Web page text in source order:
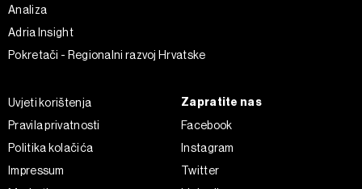
Analiza
Adria Insight
Pokretači - Regionalni razvoj Hrvatske
Uvjeti korištenja
Pravila privatnosti
Politika kolačića
Impressum
Zapratite nas
Facebook
Instagram
Twitter